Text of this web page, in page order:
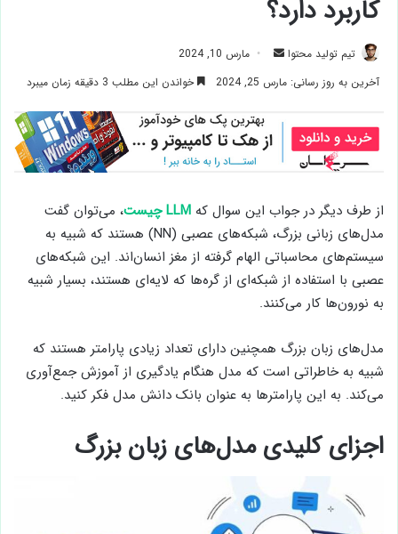
کاربرد دارد؟
تیم تولید محتوا
ارسال
ایمیل
مارس 10, 2024
آخرین به روز رسانی: مارس 25, 2024
خواندن این مطلب 3 دقیقه زمان میبرد
از طرف دیگر در جواب این سوال که LLM چیست
، می‌توان گفت
مدل‌های زبانی بزرگ، شبکه‌های عصبی (NN) هستند که شبیه به
سیستم‌های محاسباتی الهام گرفته از مغز انسان‌اند. این شبکه‌های
عصبی با استفاده از شبکه‌ای از گره‌ها که لایه‌ای هستند، بسیار شبیه
به نورون‌ها کار می‌کنند.
مدل‌های زبان بزرگ همچنین دارای تعداد زیادی پارامتر هستند که
شبیه به خاطراتی است که مدل هنگام یادگیری از آموزش جمع‌آوری
می‌کند. به این پارامترها به عنوان بانک دانش مدل فکر کنید.
اجزای کلیدی مدل‌های زبان بزرگ